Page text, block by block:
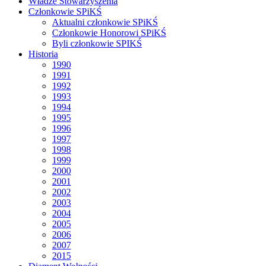
Członkowie SPiKŚ
Aktualni członkowie SPiKŚ
Członkowie Honorowi SPiKŚ
Byli członkowie SPIKŚ
Historia
1990
1991
1992
1993
1994
1995
1996
1997
1998
1999
2000
2001
2002
2003
2004
2005
2006
2007
2015